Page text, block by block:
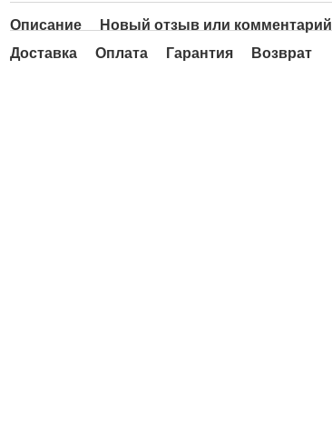
Описание
Новый отзыв или комментарий
Доставка
Оплата Гарантия Возврат